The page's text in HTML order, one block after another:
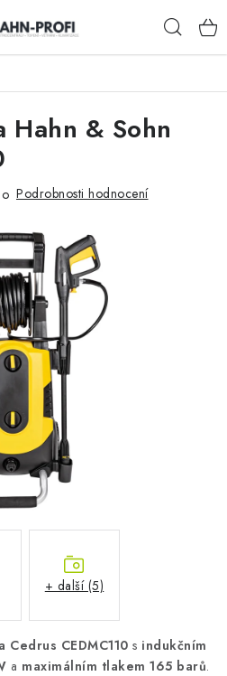
Reklamace
údajů
elektrozařízení a baterií
Reference Katalog
CEDMC110 s indukčním
a maximálním tlakem 165 barů.
Hahn & Sohn
Podrobnosti hodnocení
+ další (5)